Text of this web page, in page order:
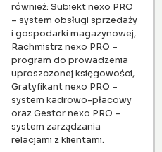
również: Subiekt nexo PRO
– system obsługi sprzedaży
i gospodarki magazynowej,
Rachmistrz nexo PRO –
program do prowadzenia
uproszczonej księgowości,
Gratyfikant nexo PRO –
system kadrowo-płacowy
oraz Gestor nexo PRO –
system zarządzania
relacjami z klientami.